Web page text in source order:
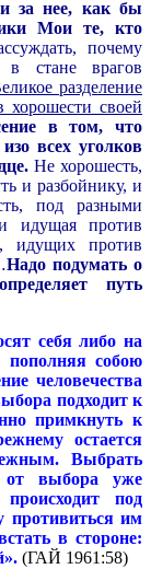
за нее, как бы
Мои те, кто
почему
в стане врагов
разделение
своей
в том, что
всех уголков
Не хорошесть,
и разбойнику, и
под разными
идущая против
идущих против
Надо подумать о
путь
себя либо на
собою
человечества
подходит к
примкнуть к
остается
Выбрать
от выбора уже
происходит под
противиться им
в стороне:
(ГАЙ 1961:58)